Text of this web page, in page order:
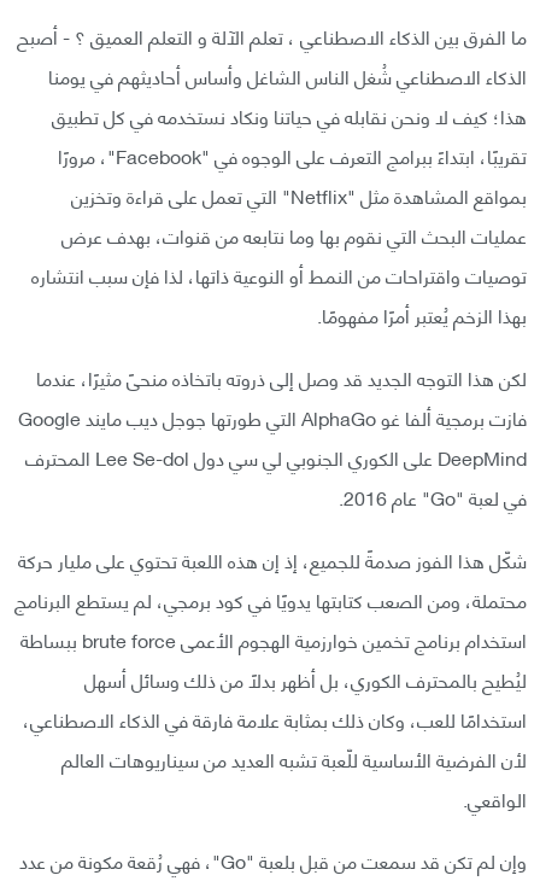
ما الفرق بين الذكاء الاصطناعي ، تعلم الآلة و التعلم العميق ؟ - أصبح
الذكاء الاصطناعي شُغل الناس الشاغل وأساس أحاديثهم في يومنا
هذا؛ كيف لا ونحن نقابله في حياتنا ونكاد نستخدمه في كل تطبيق
تقريبًا، ابتداءً ببرامج التعرف على الوجوه في "Facebook"، مرورًا
بمواقع المشاهدة مثل "Netflix" التي تعمل على قراءة وتخزين
عمليات البحث التي نقوم بها وما نتابعه من قنوات، بهدف عرض
توصيات واقتراحات من النمط أو النوعية ذاتها، لذا فإن سبب انتشاره
بهذا الزخم يُعتبر أمرًا مفهومًا.
لكن هذا التوجه الجديد قد وصل إلى ذروته باتخاذه منحىً مثيرًا، عندما
فازت برمجية ألفا غو AlphaGo التي طورتها جوجل ديب مايند Google
DeepMind على الكوري الجنوبي لي سي دول Lee Se-dol المحترف
في لعبة "Go" عام 2016.
شكّل هذا الفوز صدمةً للجميع، إذ إن هذه اللعبة تحتوي على مليار حركة
محتملة، ومن الصعب كتابتها يدويًا في كود برمجي، لم يستطع البرنامج
استخدام برنامج تخمين خوارزمية الهجوم الأعمى brute force ببساطة
ليُطيح بالمحترف الكوري، بل أظهر بدلًا من ذلك وسائل أسهل
استخدامًا للعب، وكان ذلك بمثابة علامة فارقة في الذكاء الاصطناعي،
لأن الفرضية الأساسية للّعبة تشبه العديد من سيناريوهات العالم
الواقعي.
وإن لم تكن قد سمعت من قبل بلعبة "Go"، فهي رُقعة مكونة من عدد